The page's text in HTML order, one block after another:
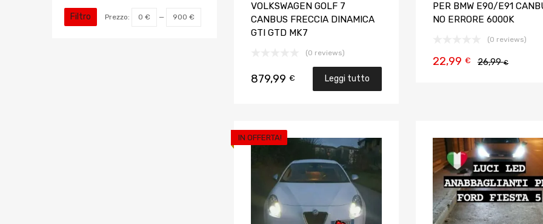
VOLKSWAGEN GOLF 7
CANBUS FRECCIA DINAMICA
GTI GTD MK7
(0 reviews)
879,99 € Leggi tutto
PER BMW E90/E91
NO ERRORE 6000K
(0 reviews)
26,99€
22,99 €
IN OFFERTA!
Aggiungi ai preferiti
Aggiungi al confronto
Filtro Prezzo: 0 € — 900 €